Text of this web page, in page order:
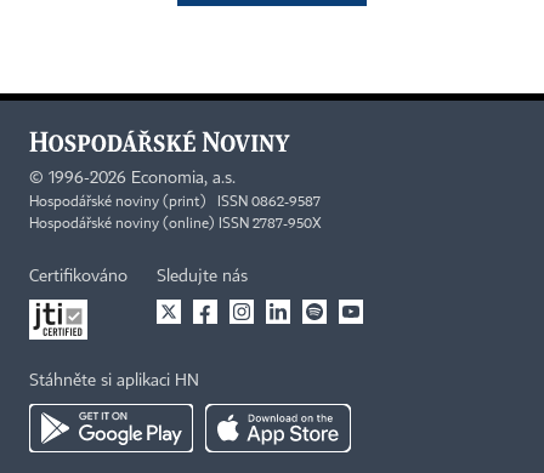
© 1996-2026 Economia, a.s.
Hospodářské noviny (print) ISSN 0862-9587
Hospodářské noviny (online) ISSN 2787-950X
Certifikováno Sledujte nás
Stáhněte si aplikaci HN